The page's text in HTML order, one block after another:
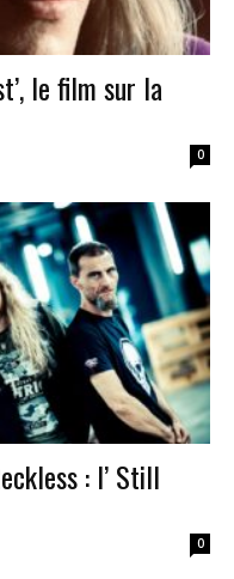
le film sur la
0
: I’ Still
0